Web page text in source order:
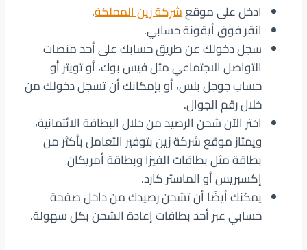
ادخل على موقعشركة زين المملكة.
انقر فوق أيقونة حسابي.
سجل دخولك عن طريق حسابك على أحد منصات
التواصل الاجتماعي مثل فيس بوك، أو تويتر أو
حساب جوجل بلس، أو بإمكانك أن تسجل دخولك من
خلال رقم الجوال.
اختر الآن شحن الرصيد من خلال البطاقة الائتمانية،
ويمتاز موقع شركة زين بتوفير التعامل بأكثر من
بطاقة مثل بطاقات الفيزا وبطَاقة أمريكان
إكسبريس أو الماستر كارد.
يمكنك أيضًا أن تشحن رصيدك من داخل صفحة
حسابي عبر أحد بطاقات إعادة الشحن بكل سهولة.